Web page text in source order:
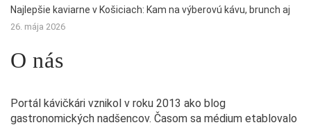
Najlepšie kaviarne v Košiciach: Kam na výberovú kávu, brunch aj
26. mája 2026
O nás
Portál kávičkári vznikol v roku 2013 ako blog
gastronomických nadšencov. Časom sa médium etablovalo